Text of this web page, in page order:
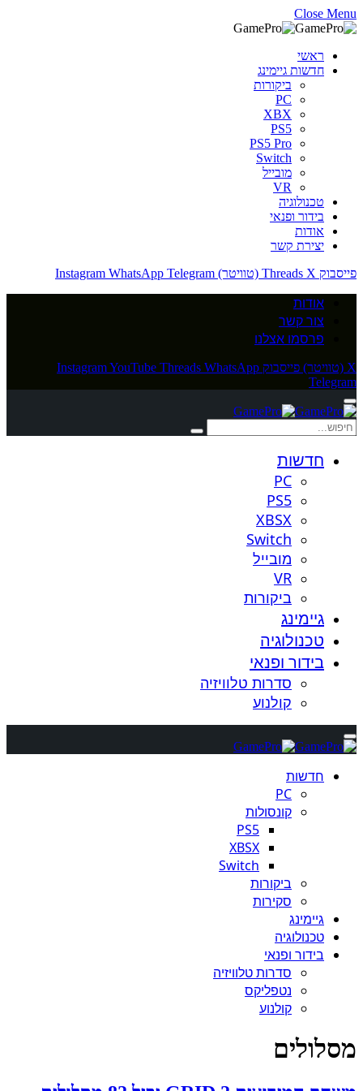
Close Menu
ראשי
חדשות גיימינג
ביקורות
PC
XBX
PS5
PS5 Pro
Switch
מובייל
VR
טכנולוגיה
בידור ופנאי
אודות
יצירת קשר
פייסבוק
Threads X (טוויטר) Instagram WhatsApp Telegram
אודות
צור קשר
פרסמו אצלנו
X (טוויטר) פייסבוק InstagramYouTube Threads WhatsApp
Telegram
חדשות
PC
PS5
XBSX
Switch
מובייל
VR
ביקורות
גיימינג
טכנולוגיה
בידור ופנאי
סדרות טלוויזיה
קולנוע
חדשות
PC
קונסולות
PS5
XBSX
Switch
ביקורות
סקירות
גיימינג
טכנולוגיה
בידור ופנאי
סדרות טלוויזיה
נטפליקס
קולנוע
מסלולים